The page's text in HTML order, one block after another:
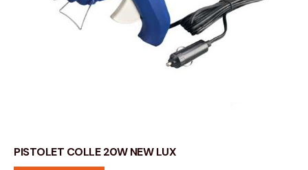
PISTOLET COLLE 20W NEW LUX